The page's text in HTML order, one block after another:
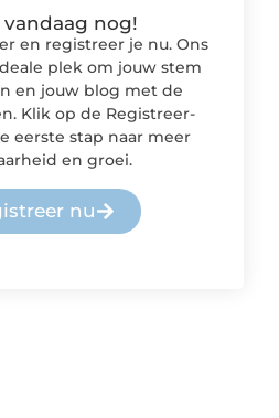
nog!
en registreer je nu. Ons
plek om jouw stem
en jouw blog met de
Klik op de Registreer-
eerste stap naar meer
en groei.
nu